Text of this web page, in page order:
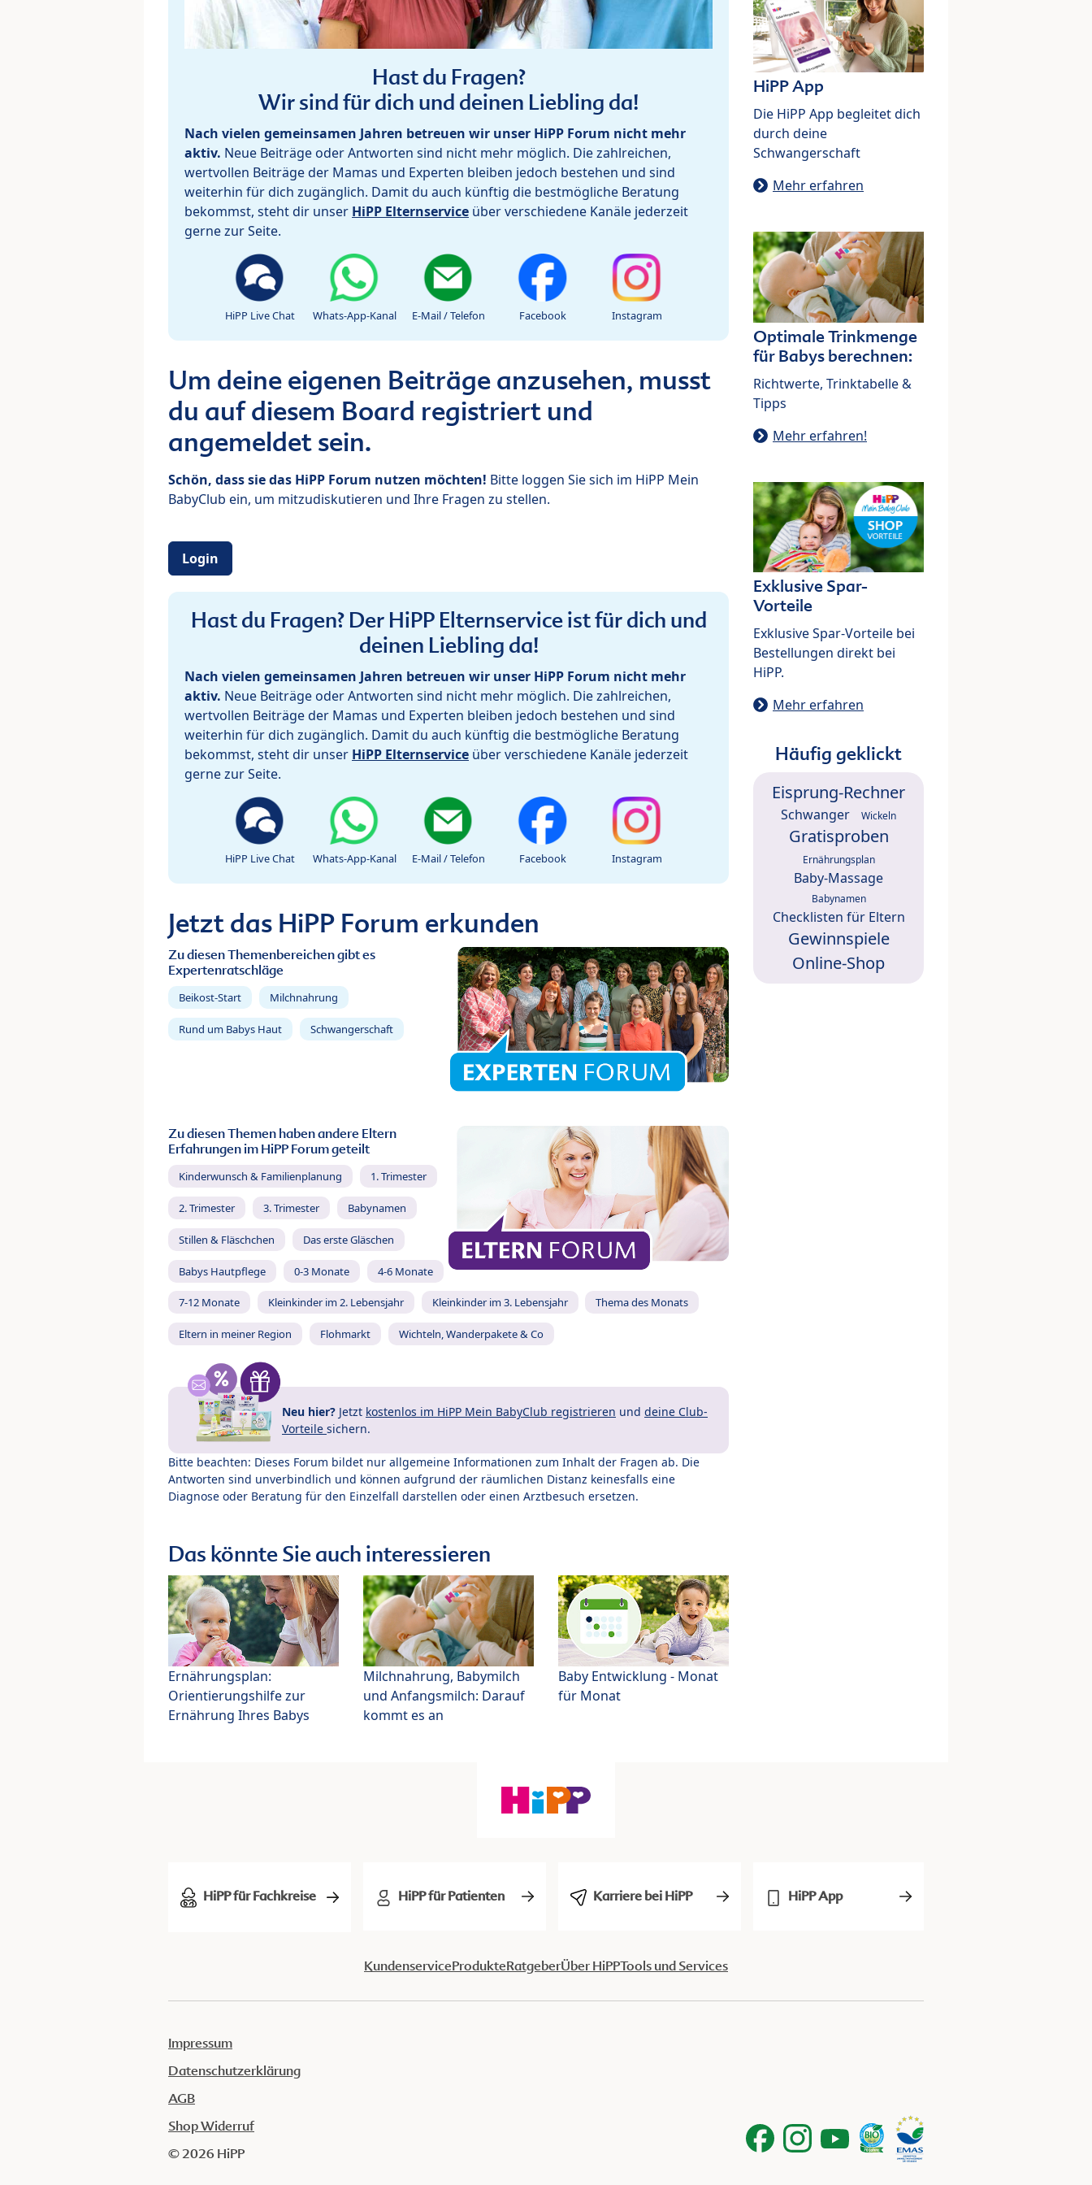
Hast du Fragen?
Wir sind für dich und deinen Liebling da!
Nach vielen gemeinsamen Jahren betreuen wir unser HiPP Forum nicht mehr
aktiv. Neue Beiträge oder Antworten sind nicht mehr möglich. Die zahlreichen,
wertvollen Beiträge der Mamas und Experten bleiben jedoch bestehen und sind
weiterhin für dich zugänglich. Damit du auch künftig die bestmögliche Beratung
bekommst, steht dir unser HiPP Elternservice über verschiedene Kanäle jederzeit
gerne zur Seite.
HiPP Live Chat Whats-App-Kanal E-Mail / Telefon Facebook Instagram
Um deine eigenen Beiträge anzusehen, musst
du auf diesem Board registriert und
angemeldet sein.
Schön, dass sie das HiPP Forum nutzen möchten! Bitte loggen Sie sich im HiPP Mein
BabyClub ein, um mitzudiskutieren und Ihre Fragen zu stellen.
Login
Hast du Fragen? Der HiPP Elternservice ist für dich und
deinen Liebling da!
Nach vielen gemeinsamen Jahren betreuen wir unser HiPP Forum nicht mehr
aktiv. Neue Beiträge oder Antworten sind nicht mehr möglich. Die zahlreichen,
wertvollen Beiträge der Mamas und Experten bleiben jedoch bestehen und sind
weiterhin für dich zugänglich. Damit du auch künftig die bestmögliche Beratung
bekommst, steht dir unser HiPP Elternservice über verschiedene Kanäle jederzeit
gerne zur Seite.
HiPP Live Chat Whats-App-Kanal E-Mail / Telefon Facebook Instagram
Jetzt das HiPP Forum erkunden
Zu diesen Themenbereichen gibt es
Expertenratschläge
Beikost-Start Milchnahrung
Rund um Babys Haut Schwangerschaft
Zu diesen Themen haben andere Eltern
Erfahrungen im HiPP Forum geteilt
Kinderwunsch & Familienplanung 1. Trimester
2. Trimester 3. Trimester Babynamen
Stillen & Fläschchen Das erste Gläschen
Babys Hautpflege 0-3 Monate 4-6 Monate
7-12 Monate Kleinkinder im 2. Lebensjahr Kleinkinder im 3. Lebensjahr Thema des Monats
Eltern in meiner Region Flohmarkt Wichteln, Wanderpakete & Co
Neu hier? Jetzt kostenlos im HiPP Mein BabyClub registrieren und deine Club-
Vorteile sichern.
Bitte beachten: Dieses Forum bildet nur allgemeine Informationen zum Inhalt der Fragen ab. Die
Antworten sind unverbindlich und können aufgrund der räumlichen Distanz keinesfalls eine
Diagnose oder Beratung für den Einzelfall darstellen oder einen Arztbesuch ersetzen.
Das könnte Sie auch interessieren
Ernährungsplan:
Orientierungshilfe zur
Ernährung Ihres Babys
Milchnahrung, Babymilch
und Anfangsmilch: Darauf
kommt es an
Baby Entwicklung - Monat
für Monat
HiPP App
Die HiPP App begleitet dich
durch deine
Schwangerschaft
Mehr erfahren
Optimale Trinkmenge
für Babys berechnen:
Richtwerte, Trinktabelle &
Tipps
Mehr erfahren!
Exklusive Spar-
Vorteile
Exklusive Spar-Vorteile bei
Bestellungen direkt bei
HiPP.
Mehr erfahren
Häufig geklickt
Eisprung-Rechner
Schwanger Wickeln
Gratisproben
Ernährungsplan
Baby-Massage
Babynamen
Checklisten für Eltern
Gewinnspiele
Online-Shop
HiPP für Fachkreise HiPP für Patienten Karriere bei HiPP HiPP App
KundenserviceProdukteRatgeberÜber HiPPTools und Services
Impressum
Datenschutzerklärung
AGB
Shop Widerruf
© 2026 HiPP